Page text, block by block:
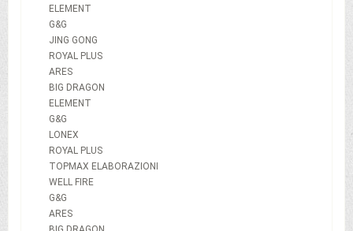
ELEMENT
G&G
JING GONG
ROYAL PLUS
ARES
BIG DRAGON
ELEMENT
G&G
LONEX
ROYAL PLUS
TOPMAX ELABORAZIONI
WELL FIRE
G&G
ARES